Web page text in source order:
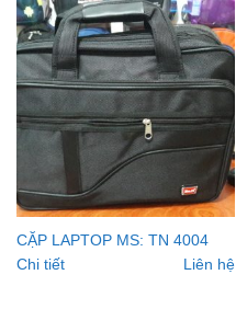
CẶP LAPTOP MS: TN 4004
Chi tiết
Liên hệ